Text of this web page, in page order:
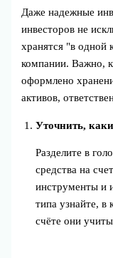
Даже надежные
инвесторов не
хранятся "в одной
компании. Важно,
оформлено
активов,
Уточнить,
Разделите в
средства на
инструменты и
типа узнайте, в
счёте они